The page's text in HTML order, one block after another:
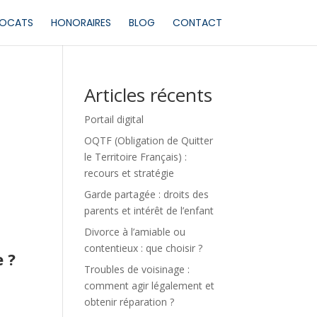
HONORAIRES BLOG CONTACT
?
Articles récents
Portail digital
OQTF (Obligation de Quitter
le Territoire Français) :
recours et stratégie
Garde partagée : droits des
parents et intérêt de l’enfant
Divorce à l’amiable ou
contentieux : que choisir ?
Troubles de voisinage :
comment agir légalement et
obtenir réparation ?